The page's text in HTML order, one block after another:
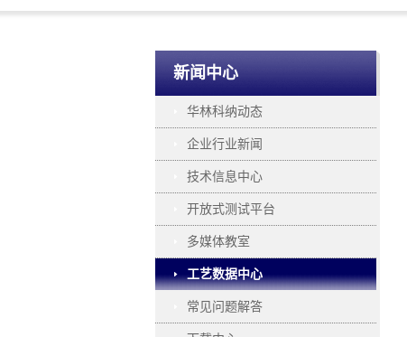
新闻中心
华林科纳动态
企业行业新闻
技术信息中心
开放式测试平台
多媒体教室
工艺数据中心
常见问题解答